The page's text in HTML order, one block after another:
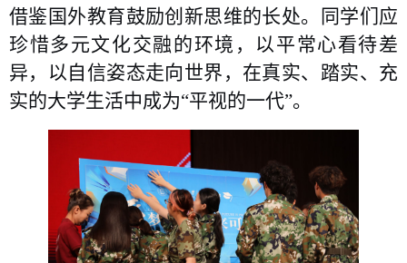
借鉴国外教育鼓励创新思维的长处。同学们应
珍惜多元文化交融的环境，以平常心看待差
异，以自信姿态走向世界，在真实、踏实、充
实的大学生活中成为“平视的一代”。